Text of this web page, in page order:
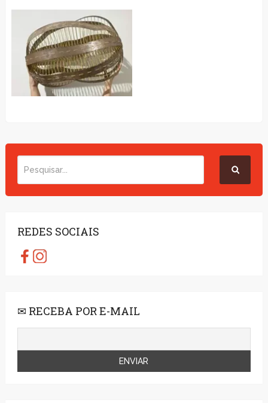
REDES SOCIAIS
✉ RECEBA POR E-MAIL